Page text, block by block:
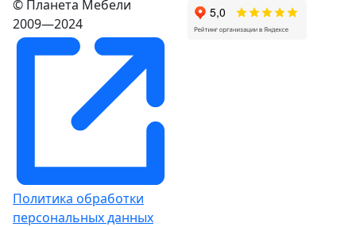
© Планета Мебели
2009—2024
Политика обработки
персональных данных